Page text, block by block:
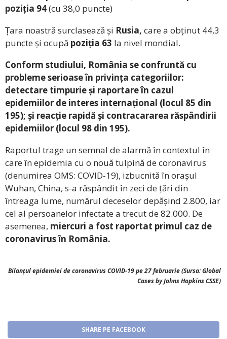
poziția 94(cu 38,0 puncte)
Țara noastră surclasează și Rusia, care a obținut 44,3
puncte și ocupă poziția 63 la nivel mondial.
Conform studiului, România se confruntă cu
probleme serioase în privința categoriilor:
detectare timpurie și raportare în cazul
epidemiilor de interes internațional (locul 85 din
195); și reacție rapidă și contracararea răspândirii
epidemiilor (locul 98 din 195).
Raportul trage un semnal de alarmă în contextul în
care în epidemia cu o nouă tulpină de coronavirus
(denumirea OMS: COVID-19), izbucnită în orașul
Wuhan, China, s-a răspândit în zeci de țări din
întreaga lume, numărul deceselor depășind 2.800, iar
cel al persoanelor infectate a trecut de 82.000. De
asemenea, miercuri a fost raportat primul caz de
coronavirus în România.
Bilanțul epidemiei de coronavirus COVID-19 pe 27 februarie (Sursa: Global
Cases by Johns Hopkins CSSE)
SHARE PE FACEBOOK